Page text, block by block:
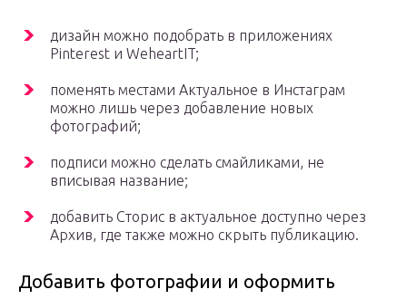
дизайн можно подобрать в приложениях
Pinterest и WeheartIT;
поменять местами Актуальное в Инстаграм
можно лишь через добавление новых
фотографий;
подписи можно сделать смайликами, не
вписывая название;
добавить Сторис в актуальное доступно через
Архив, где также можно скрыть публикацию.
Добавить фотографии и оформить